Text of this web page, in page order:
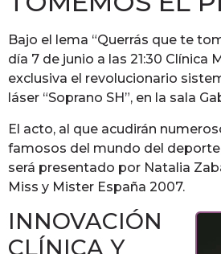
Bajo el lema “Querrás que te
día 7 de junio a las 21:30 Clínica
exclusiva el revolucionario
láser “Soprano SH”, en la sala
El acto, al que acudirán
famosos del mundo del
será presentado por Natalia
Miss y Mister España 2007.
INNOVACIÓN
CLÍNICA Y